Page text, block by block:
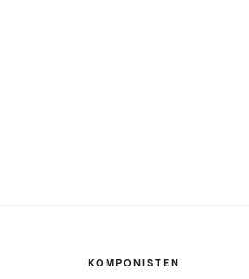
KOMPONISTEN